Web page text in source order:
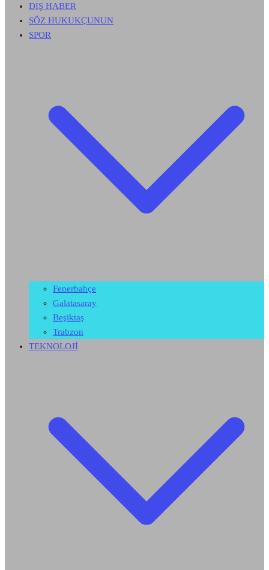
DIŞ HABER
SÖZ HUKUKÇUNUN
SPOR
Fenerbahçe
Galatasaray
Beşiktaş
Trabzon
TEKNOLOJİ